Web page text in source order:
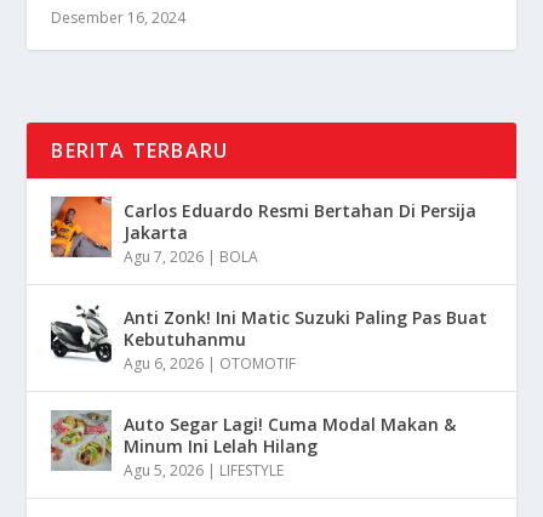
Desember 16, 2024
BERITA TERBARU
Carlos Eduardo Resmi Bertahan Di Persija
Jakarta
Agu 7, 2026 | BOLA
Anti Zonk! Ini Matic Suzuki Paling Pas Buat
Kebutuhanmu
Agu 6, 2026 | OTOMOTIF
Auto Segar Lagi! Cuma Modal Makan &
Minum Ini Lelah Hilang
Agu 5, 2026 | LIFESTYLE